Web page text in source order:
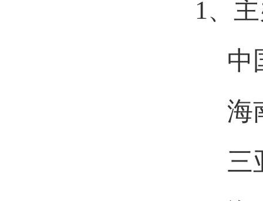
1、
中
海
三